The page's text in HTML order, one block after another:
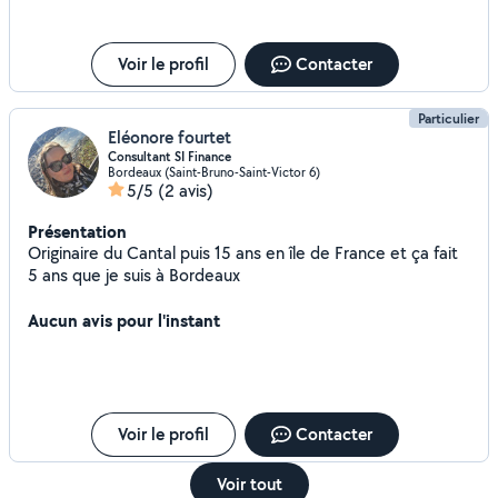
Voir le profil Contacter
Particulier
Eléonore fourtet
Consultant SI Finance
Bordeaux (Saint-Bruno-Saint-Victor 6)
5/5 (2 avis)
Présentation
Originaire du Cantal puis 15 ans en île de France et ça fait
5 ans que je suis à Bordeaux
Aucun avis pour l'instant
Voir le profil Contacter
Voir tout